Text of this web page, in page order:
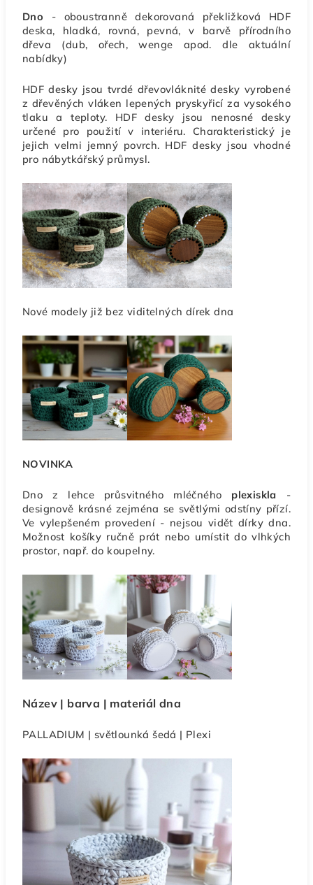
Dno - oboustranně dekorovaná překližková HDF
deska, hladká, rovná, pevná, v barvě přírodního
dřeva (dub, ořech, wenge apod. dle aktuální
nabídky)
HDF desky jsou tvrdé dřevovláknité desky vyrobené
z dřevěných vláken lepených pryskyřicí za vysokého
tlaku a teploty. HDF desky jsou nenosné desky
určené pro použití v interiéru. Charakteristický je
jejich velmi jemný povrch. HDF desky jsou vhodné
pro nábytkářský průmysl.
Nové modely již bez viditelných dírek dna
NOVINKA
Dno z lehce průsvitného mléčného plexiskla -
designově krásné zejména se světlými odstíny přízí.
Ve vylepšeném provedení - nejsou vidět dírky dna.
Možnost košíky ručně prát nebo umístit do vlhkých
prostor, např. do koupelny.
Název | barva | materiál dna
PALLADIUM | světlounká šedá | Plexi